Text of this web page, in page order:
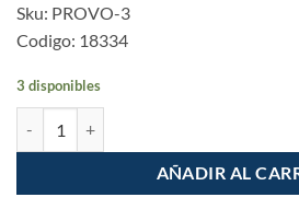
Sku: PROVO-3
Codigo: 18334
3 disponibles
AÑADIR AL